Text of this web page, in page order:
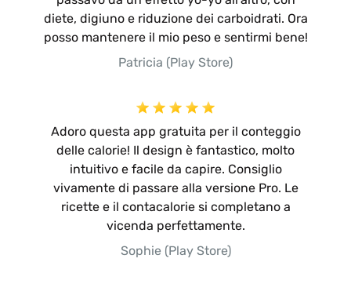
diete, digiuno e riduzione dei carboidrati. Ora
posso mantenere il mio peso e sentirmi bene!
Patricia (Play Store)
Adoro questa app gratuita per il conteggio
delle calorie! Il design è fantastico, molto
intuitivo e facile da capire. Consiglio
vivamente di passare alla versione Pro. Le
ricette e il contacalorie si completano a
vicenda perfettamente.
Sophie (Play Store)